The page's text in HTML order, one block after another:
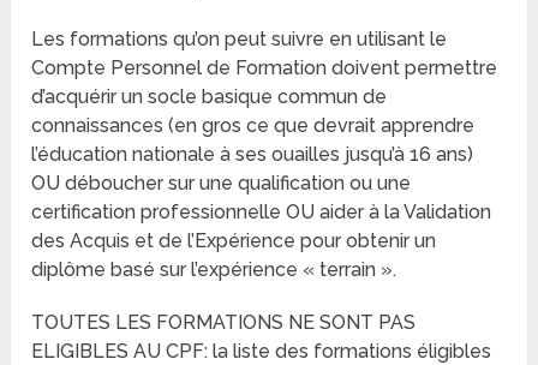
Les formations qu’on peut suivre en utilisant le
Compte Personnel de Formation doivent permettre
d’acquérir un socle basique commun de
connaissances (en gros ce que devrait apprendre
l’éducation nationale à ses ouailles jusqu’à 16 ans)
OU déboucher sur une qualification ou une
certification professionnelle OU aider à la Validation
des Acquis et de l’Expérience pour obtenir un
diplôme basé sur l’expérience « terrain ».
TOUTES LES FORMATIONS NE SONT PAS
ELIGIBLES AU CPF: la liste des formations éligibles